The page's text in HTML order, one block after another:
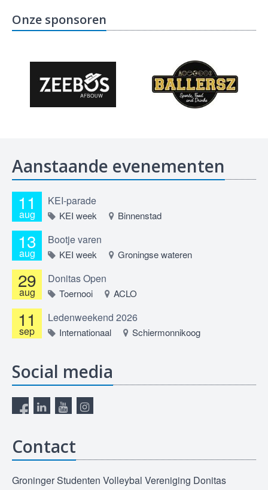
Onze sponsoren
Aanstaande evenementen
11
aug
KEI-parade
KEI week Binnenstad
13
aug
Bootje varen
KEI week Groningse wateren
29
aug
Donitas Open
Toernooi ACLO
11
sep
Ledenweekend 2026
Internationaal Schiermonnikoog
Social media
Contact
Groninger Studenten Volleybal Vereniging Donitas